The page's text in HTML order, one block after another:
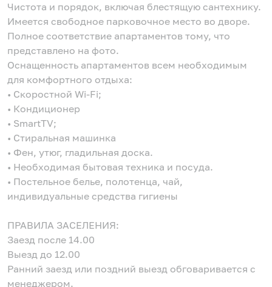
Чистота и порядок, включая блестящую сантехнику.
Имеется свободное парковочное место во дворе.
Полное соответствие апартаментов тому, что
представлено на фото.
Оснащенность апартаментов всем необходимым
для комфортного отдыха:
• Скоростной Wi-Fi;
• Кондиционер
• SmartTV;
• Стиральная машинка
• Фен, утюг, гладильная доска.
• Необходимая бытовая техника и посуда.
• Постельное белье, полотенца, чай,
индивидуальные средства гигиены
ПРАВИЛА ЗАСЕЛЕНИЯ:
Заезд после 14.00
Выезд до 12.00
Ранний заезд или поздний выезд обговаривается с
менеджером.